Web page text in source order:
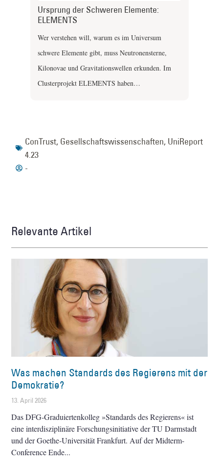
Ursprung der Schweren Elemente:
ELEMENTS
Wer verstehen will, warum es im Universum
schwere Elemente gibt, muss Neutronensterne,
Kilonovae und Gravitationswellen erkunden. Im
Clusterprojekt ELEMENTS haben…
ConTrust, Gesellschaftswissenschaften, UniReport
4.23
-
Relevante Artikel
Was machen Standards des Regierens mit der
Demokratie?
13. April 2026
Das DFG-Graduiertenkolleg »Standards des Regierens« ist
eine interdisziplinäre Forschungsinitiative der TU Darmstadt
und der Goethe-Universität Frankfurt. Auf der Midterm-
Conference Ende